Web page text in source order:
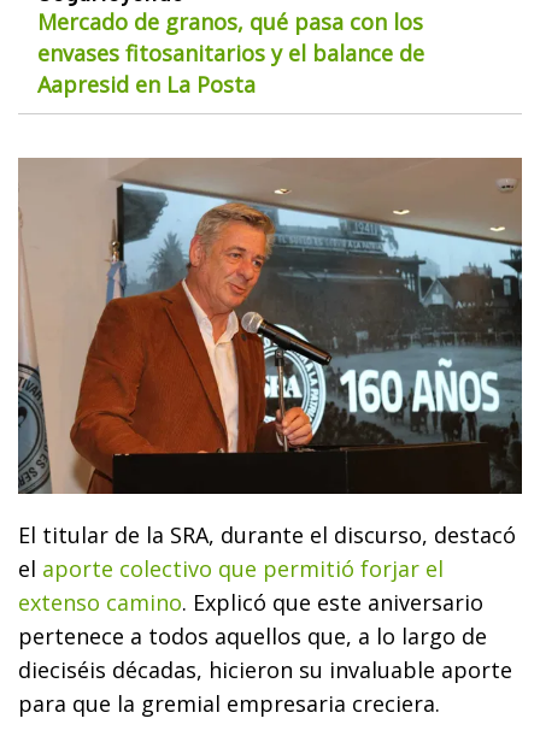
Mercado de granos, qué pasa con los
envases fitosanitarios y el balance de
Aapresid en La Posta
El titular de la SRA, durante el discurso, destacó
el aporte colectivo que permitió forjar el
extenso camino. Explicó que este aniversario
pertenece a todos aquellos que, a lo largo de
dieciséis décadas, hicieron su invaluable aporte
para que la gremial empresaria creciera.